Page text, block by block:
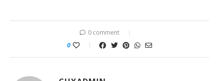
0 comment
0